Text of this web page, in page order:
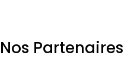
Nos Partenaires